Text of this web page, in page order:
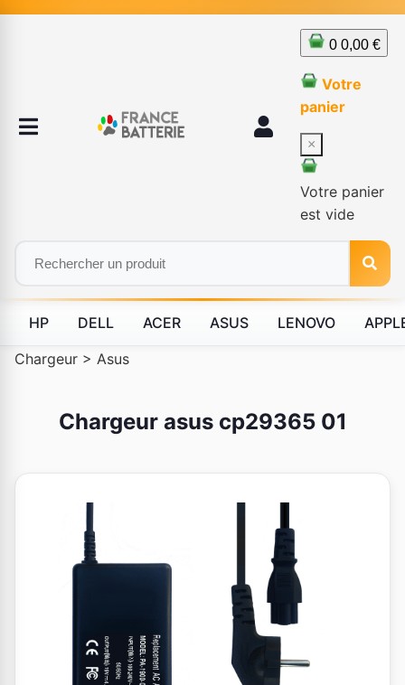
0 0,00 €
Votre
panier
×
Votre panier
est vide
HP DELL ACER ASUS LENOVO
Chargeur > Asus
Chargeur asus cp29365 01